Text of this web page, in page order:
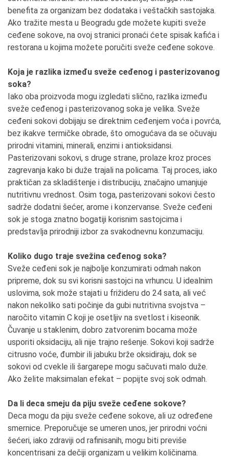
benefita za organizam bez dodataka i veštačkih sastojaka.
Ako tražite mesta u Beogradu gde možete kupiti sveže
ceđene sokove, na ovoj stranici pronaći ćete spisak kafića i
restorana u kojima možete poručiti sveže ceđene sokove.
Koja je razlika između sveže ceđenog i pasterizovanog
soka?
Iako oba proizvoda mogu izgledati slično, razlika između
sveže ceđenog i pasterizovanog soka je velika. Sveže
ceđeni sokovi dobijaju se direktnim ceđenjem voća i povrća,
bez ikakve termičke obrade, što omogućava da se očuvaju
prirodni vitamini, minerali, enzimi i antioksidansi.
Pasterizovani sokovi, s druge strane, prolaze kroz proces
zagrevanja kako bi duže trajali na policama. Taj proces, iako
praktičan za skladištenje i distribuciju, značajno umanjuje
nutritivnu vrednost. Osim toga, pasterizovani sokovi često
sadrže dodatni šećer, arome i konzervanse. Sveže ceđeni
sok je stoga znatno bogatiji korisnim sastojcima i
predstavlja prirodniji izbor za svakodnevnu konzumaciju.
Koliko dugo traje svežina ceđenog soka?
Sveže ceđeni sok je najbolje konzumirati odmah nakon
pripreme, dok su svi korisni sastojci na vrhuncu. U idealnim
uslovima, sok može stajati u frižideru do 24 sata, ali već
nakon nekoliko sati počinje da gubi nutritivna svojstva –
naročito vitamin C koji je osetljiv na svetlost i kiseonik.
Čuvanje u staklenim, dobro zatvorenim bocama može
usporiti oksidaciju, ali nije trajno rešenje. Sokovi koji sadrže
citrusno voće, đumbir ili jabuku brže oksidiraju, dok se
sokovi od cvekle ili šargarepe mogu sačuvati malo duže.
Ako želite maksimalan efekat – popijte svoj sok odmah.
Da li deca smeju da piju sveže ceđene sokove?
Deca mogu da piju sveže ceđene sokove, ali uz određene
smernice. Preporučuje se umeren unos, jer prirodni voćni
šećeri, iako zdraviji od rafinisanih, mogu biti previše
koncentrisani za dečiji organizam u velikim količinama.